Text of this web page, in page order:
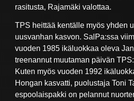
rasitusta, Rajamäki valottaa.
TPS heittää kentälle myös yhden
uusvanhan kasvon. SalPa:ssa
vuoden 1985 ikäluokkaa oleva
treenannut muutaman päivän
Kuten myös vuoden 1992
Hongan kasvatti, puolustaja Toni
espoolaispakki on pelannut